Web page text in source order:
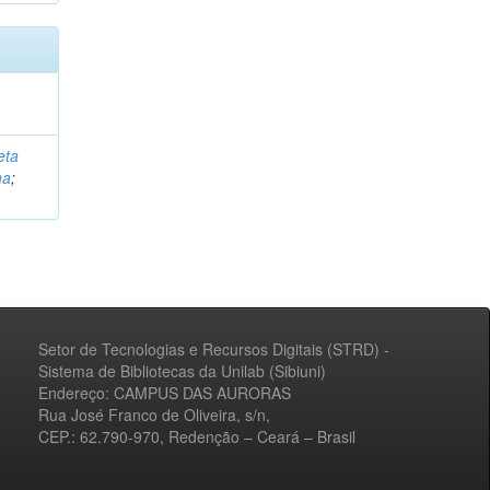
;
Setor de Tecnologias e Recursos Digitais (STRD) -
Sistema de Bibliotecas da Unilab (Sibiuni)
Endereço: CAMPUS DAS AURORAS
Rua José Franco de Oliveira, s/n,
CEP.: 62.790-970, Redenção – Ceará – Brasil